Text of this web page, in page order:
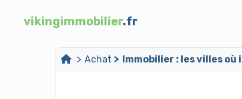
vikingimmobilier.fr
Achat Immobilier : les villes